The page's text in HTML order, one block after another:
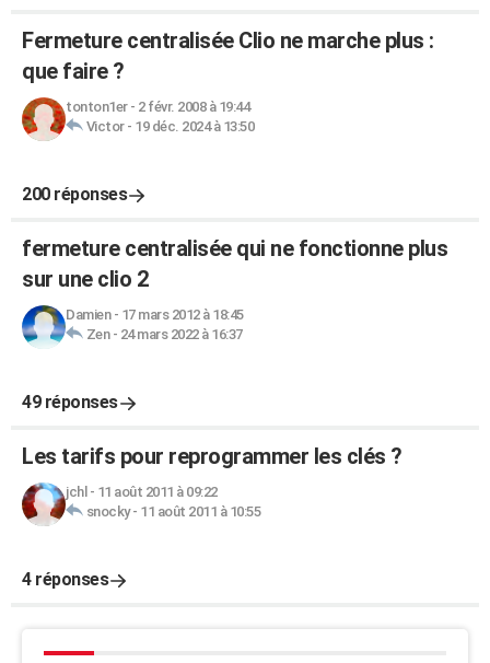
Fermeture centralisée Clio ne marche plus :
que faire ?
tonton1er- 2 févr. 2008 à 19:44
Victor- 19 déc. 2024 à 13:50
200 réponses
fermeture centralisée qui ne fonctionne plus
sur une clio 2
Damien- 17 mars 2012 à 18:45
Zen- 24 mars 2022 à 16:37
49 réponses
Les tarifs pour reprogrammer les clés ?
jchl - 11 août 2011 à 09:22
snocky- 11 août 2011 à 10:55
4 réponses